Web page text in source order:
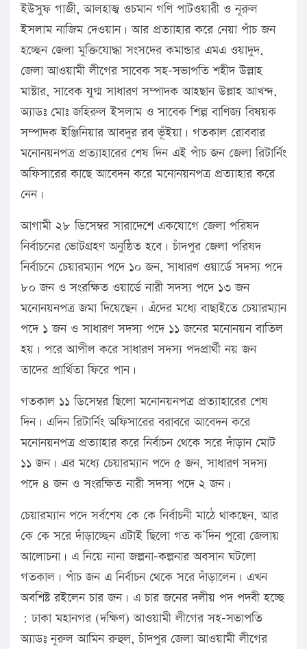
ইউসুফ গাজী, আলহাজ্ব ওচমান গণি পাটওয়ারী ও নূরুল
ইসলাম নাজিম দেওয়ান। আর প্রত্যাহার করে নেয়া পাঁচ জন
হচ্ছেন জেলা মুক্তিযোদ্ধা সংসদের কমান্ডার এমএ ওয়াদুদ,
জেলা আওয়ামী লীগের সাবেক সহ-সভাপতি শহীদ উল্লাহ
মাস্টার, সাবেক যুগ্ম সাধারণ সম্পাদক আহছান উল্লাহ আখন্দ,
অ্যাডঃ মোঃ জহিরুল ইসলাম ও সাবেক শিল্প বাণিজ্য বিষয়ক
সম্পাদক ইঞ্জিনিয়ার আবদুর রব ভূঁইয়া। গতকাল রোববার
মনোনয়নপত্র প্রত্যাহারের শেষ দিন এই পাঁচ জন জেলা রিটার্নিং
অফিসারের কাছে আবেদন করে মনোনয়নপত্র প্রত্যাহার করে
নেন।
আগামী ২৮ ডিসেম্বর সারাদেশে একযোগে জেলা পরিষদ
নির্বাচনের ভোটগ্রহণ অনুষ্ঠিত হবে। চাঁদপুর জেলা পরিষদ
নির্বাচনে চেয়ারম্যান পদে ১০ জন, সাধারণ ওয়ার্ডে সদস্য পদে
৮০ জন ও সংরক্ষিত ওয়ার্ডে নারী সদস্য পদে ১৩ জন
মনোনয়নপত্র জমা দিয়েছেন। এঁদের মধ্যে বাছাইতে চেয়ারম্যান
পদে ১ জন ও সাধারণ সদস্য পদে ১১ জনের মনোনয়ন বাতিল
হয়। পরে আপীল করে সাধারণ সদস্য পদপ্রার্থী নয় জন
তাদের প্রার্থিতা ফিরে পান।
গতকাল ১১ ডিসেম্বর ছিলো মনোনয়নপত্র প্রত্যাহারের শেষ
দিন। এদিন রিটার্নিং অফিসারের বরাবরে আবেদন করে
মনোনয়নপত্র প্রত্যাহার করে নির্বাচন থেকে সরে দাঁড়ান মোট
১১ জন। এর মধ্যে চেয়ারম্যান পদে ৫ জন, সাধারণ সদস্য
পদে ৪ জন ও সংরক্ষিত নারী সদস্য পদে ২ জন।
চেয়ারম্যান পদে সর্বশেষ কে কে নির্বাচনী মাঠে থাকছেন, আর
কে কে সরে দাঁড়াচ্ছেন এটাই ছিলো গত ক’দিন পুরো জেলায়
আলোচনা। এ নিয়ে নানা জল্পনা-কল্পনার অবসান ঘটলো
গতকাল। পাঁচ জন এ নির্বাচন থেকে সরে দাঁড়ালেন। এখন
অবশিষ্ট রইলেন চার জন। এ চার জনের দলীয় পদ পদবী হচ্ছে
: ঢাকা মহানগর (দক্ষিণ) আওয়ামী লীগের সহ-সভাপতি
অ্যাডঃ নূরুল আমিন রুহুল, চাঁদপুর জেলা আওয়ামী লীগের